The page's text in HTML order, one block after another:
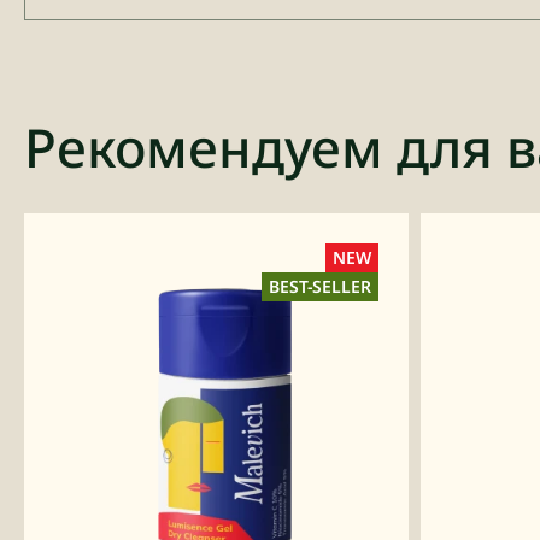
Рекомендуем для
NEW
BEST-SELLER